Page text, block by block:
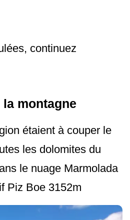
continuez
montagne
étaient à couper le
les dolomites du
le nuage Marmolada
Piz Boe 3152m